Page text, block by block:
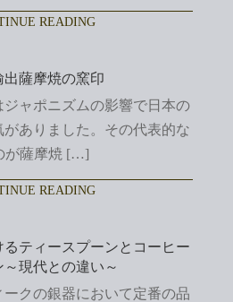
READING
出薩摩焼の窯印
ャポニズムの影響で日本の
ありました。その代表的な
が薩摩焼 […]
READING
ティースプーンとコーヒー
～現代との違い～
クの銀器において定番の品